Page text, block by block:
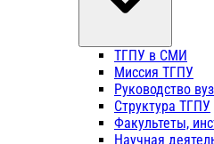
ТГПУ в СМИ
Миссия ТГПУ
Руководство
Структура ТГПУ
Факультеты,
Научная